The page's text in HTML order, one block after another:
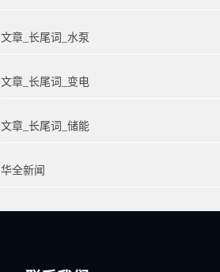
文章_长尾词_水泵
文章_长尾词_变电
文章_长尾词_储能
华全新闻